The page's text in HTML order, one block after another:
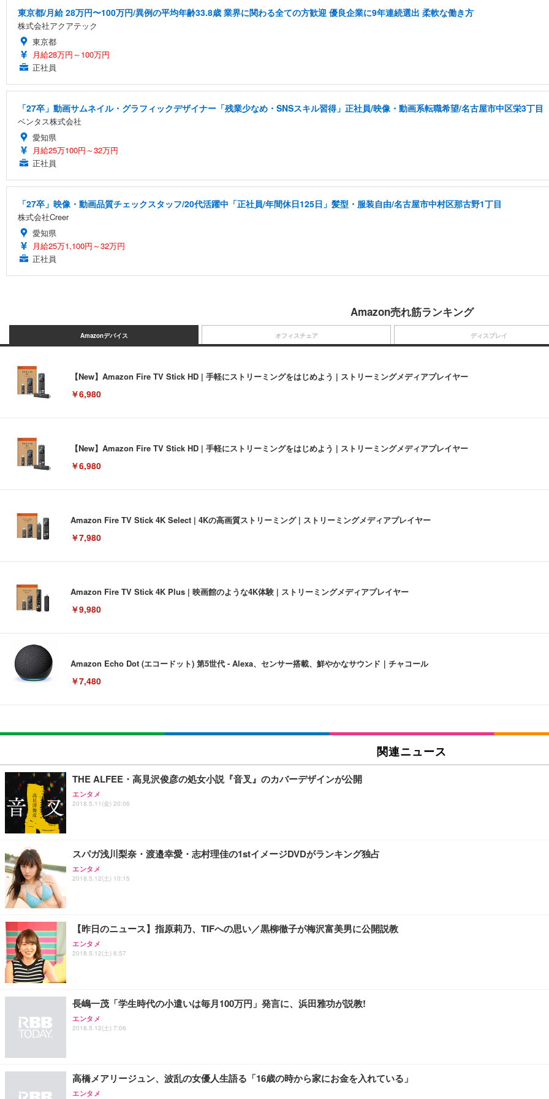
東京都/月給 28万円〜100万円/異例の平均年齢33.8歳 業界に関わる全ての方歓迎 優良企業に9年連続選出 柔軟な働き方
株式会社アクアテック
東京都
月給28万円～100万円
正社員
「27卒」動画サムネイル・グラフィックデザイナー「残業少なめ・SNSスキル習得」正社員/映像・動画系転職希望/名古屋市中区栄3丁目
ベンタス株式会社
愛知県
月給25万100円～32万円
正社員
「27卒」映像・動画品質チェックスタッフ/20代活躍中「正社員/年間休日125日」髪型・服装自由/名古屋市中村区那古野1丁目
株式会社Creer
愛知県
月給25万1,100円～32万円
正社員
Amazon売れ筋ランキング
Amazonデバイス
【New】Amazon Fire TV Stick HD | 手軽にストリーミングをはじめよう | ストリーミングメディアプレイヤー
￥6,980
【New】Amazon Fire TV Stick HD | 手軽にストリーミングをはじめよう | ストリーミングメディアプレイヤー
￥6,980
Amazon Fire TV Stick 4K Select | 4Kの高画質ストリーミング | ストリーミングメディアプレイヤー
￥7,980
Amazon Fire TV Stick 4K Plus | 映画館のような4K体験 | ストリーミングメディアプレイヤー
￥9,980
Amazon Echo Dot (エコードット) 第5世代 - Alexa、センサー搭載、鮮やかなサウンド｜チャコール
￥7,480
オフィスチェア
[EdoErgo] オフィスチェア 椅子 テレワーク 疲れない 跳ね上げ式アームレスト コンパクト 約105度ロッキング pc 事務椅子 360度回
Sezlife オフィスチェア デスクチェア 疲れない テレワーク チェア 強化バックレスト 30度ロッキング機能 人間工学 椅子 腰サポート
ANDWINT オフィスチェア デスクチェア 肘なし メッシュ 通気性 ランバーサポート付き 腰サポート ガス圧無段階昇降 360度回転 キ
ディスプレイ
EIZO ビジネス向けプレミアムモニター | FlexScan EV3240X-WT | 31.5型4K UHD・USB Type-C・ホワイト
￥105,595
Amazonベーシック ペットシーツ 薄型 レギュラー 1回使い捨て 無香料 ホワイト 300枚
￥3,373
関連ニュース
THE ALFEE・高見沢俊彦の処女小説『音叉』のカバーデザインが公開
エンタメ
2018.5.11(金) 20:06
スパガ浅川梨奈・渡邉幸愛・志村理佳の1stイメージDVDがランキング独占
エンタメ
2018.5.12(土) 10:15
【昨日のニュース】指原莉乃、TIFへの思い／黒柳徹子が梅沢富美男に公開説教
エンタメ
2018.5.12(土) 6:57
長嶋一茂「学生時代の小遣いは毎月100万円」発言に、浜田雅功が説教!
エンタメ
2018.5.12(土) 7:06
高橋メアリージュン、波乱の女優人生語る「16歳の時から家にお金を入れている」
エンタメ